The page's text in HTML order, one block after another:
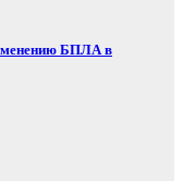
БПЛА в